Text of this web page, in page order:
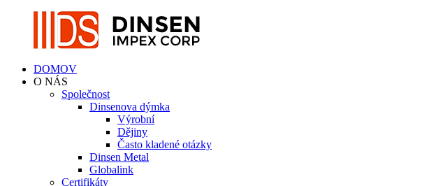
DOMOV
O NÁS
Společnost
Dinsenova dýmka
Výrobní
Dějiny
Často kladené otázky
Dinsen Metal
Globalink
Certifikáty